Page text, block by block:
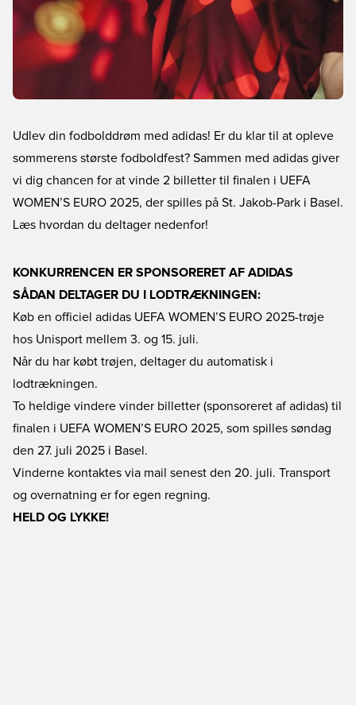
Udlev din fodbolddrøm med adidas! Er du klar til at opleve
sommerens største fodboldfest? Sammen med adidas giver
vi dig chancen for at vinde 2 billetter til finalen i UEFA
WOMEN’S EURO 2025, der spilles på St. Jakob-Park i Basel.
Læs hvordan du deltager nedenfor!
KONKURRENCEN ER SPONSORERET AF ADIDAS
SÅDAN DELTAGER DU I LODTRÆKNINGEN:
Køb en officiel adidas UEFA WOMEN’S EURO 2025-trøje
hos Unisport mellem 3. og 15. juli.
Når du har købt trøjen, deltager du automatisk i
lodtrækningen.
To heldige vindere vinder billetter (sponsoreret af adidas) til
finalen i UEFA WOMEN’S EURO 2025, som spilles søndag
den 27. juli 2025 i Basel.
Vinderne kontaktes via mail senest den 20. juli. Transport
og overnatning er for egen regning.
HELD OG LYKKE!